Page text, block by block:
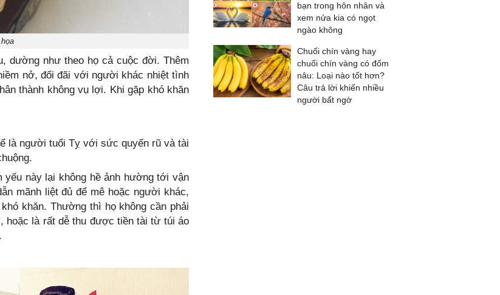
dường như theo họ cả cuộc đời. Thêm
nở, đối đãi với người khác nhiệt tình
thành không vụ lợi. Khi gặp khó khăn
là người tuổi Tỵ với sức quyến rũ và tài
này lại không hề ảnh hường tới vận
mãnh liệt đủ để mê hoặc người khác,
khăn. Thường thì họ không cần phải
hoặc là rất dễ thu được tiền tài từ túi áo
bạn trong hôn nhân và
xem nửa kia có ngọt
ngào không
Chuối chín vàng hay
chuối chín vàng có đốm
nâu: Loại nào tốt hơn?
Câu trả lời khiến nhiều
người bất ngờ